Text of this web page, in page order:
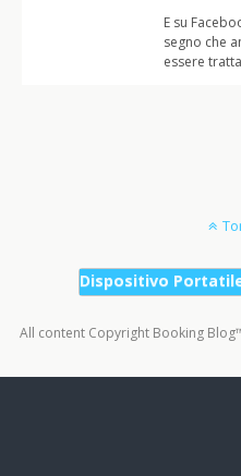
E su
segno che
essere
Dispositivo
All content Copyright Booking